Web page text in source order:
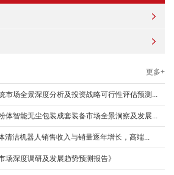
更多+
市场全景深度分析及投资战略可行性评估预测...
体智能无尘包装成套装备市场全景洞察及发展...
清洁机器人销售收入与销量逐年增长，高端...
场深度调研及发展趋势预测报告》